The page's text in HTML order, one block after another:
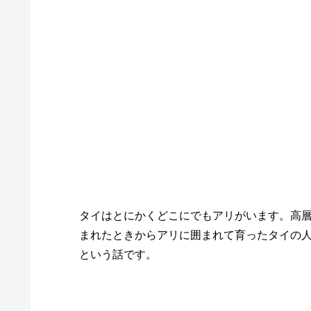
タイはとにかくどこにでもアリがいます。高
まれたときからアリに囲まれて育ったタイの
という話です。